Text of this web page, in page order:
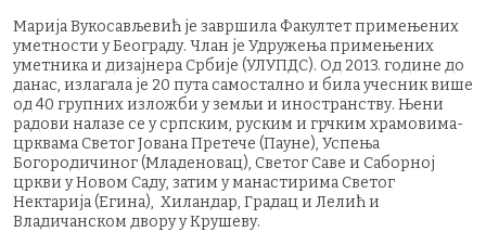
Марија Вукосављевић је завршила Факултет примењених
уметности у Београду. Члан је Удружења примењених
уметника и дизајнера Србије (УЛУПДС). Од 2013. године до
данас, излагала је 20 пута самостално и била учесник више
од 40 групних изложби у земљи и иностранству. Њени
радови налазе се у српским, руским и грчким храмовима-
црквама Светог Јована Претече (Пауне), Успења
Богородичиног (Младеновац), Светог Саве и Саборној
цркви у Новом Саду, затим у манастирима Светог
Нектарија (Егина), Хиландар, Градац и Лелић и
Владичанском двору у Крушеву.